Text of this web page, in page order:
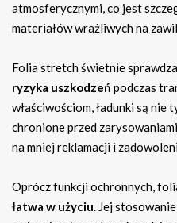
atmosferycznymi, co jest
materiałów wrażliwych na
Folia stretch świetnie
ryzyka uszkodzeń podczas
właściwościom, ładunki są
chronione przed
na mniej reklamacji i
Oprócz funkcji ochronnych,
łatwa w użyciu. Jej